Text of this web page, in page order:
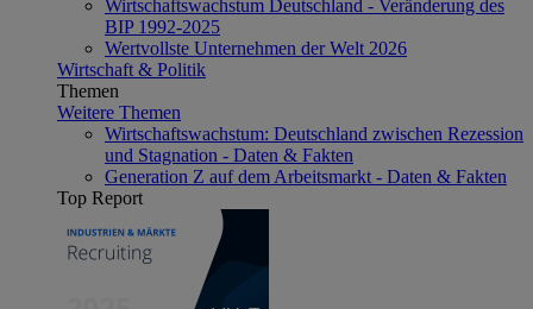
Wirtschaftswachstum Deutschland - Veränderung des
BIP 1992-2025
Wertvollste Unternehmen der Welt 2026
Wirtschaft & Politik
Themen
Weitere Themen
Wirtschaftswachstum: Deutschland zwischen Rezession
und Stagnation - Daten & Fakten
Generation Z auf dem Arbeitsmarkt - Daten & Fakten
Top Report